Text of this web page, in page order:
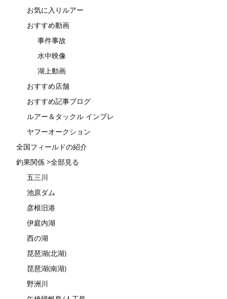
お気に入りルアー
おすすめ動画
事件事故
水中映像
湖上動画
おすすめ店舗
おすすめ記事ブログ
ルアー＆タックル インプレ
ヤフーオークション
全国フィールドの紹介
釣果関係 >全部見る
五三川
池原ダム
彦根旧港
伊庭内湖
西の湖
琵琶湖(北湖)
琵琶湖(南湖)
野洲川